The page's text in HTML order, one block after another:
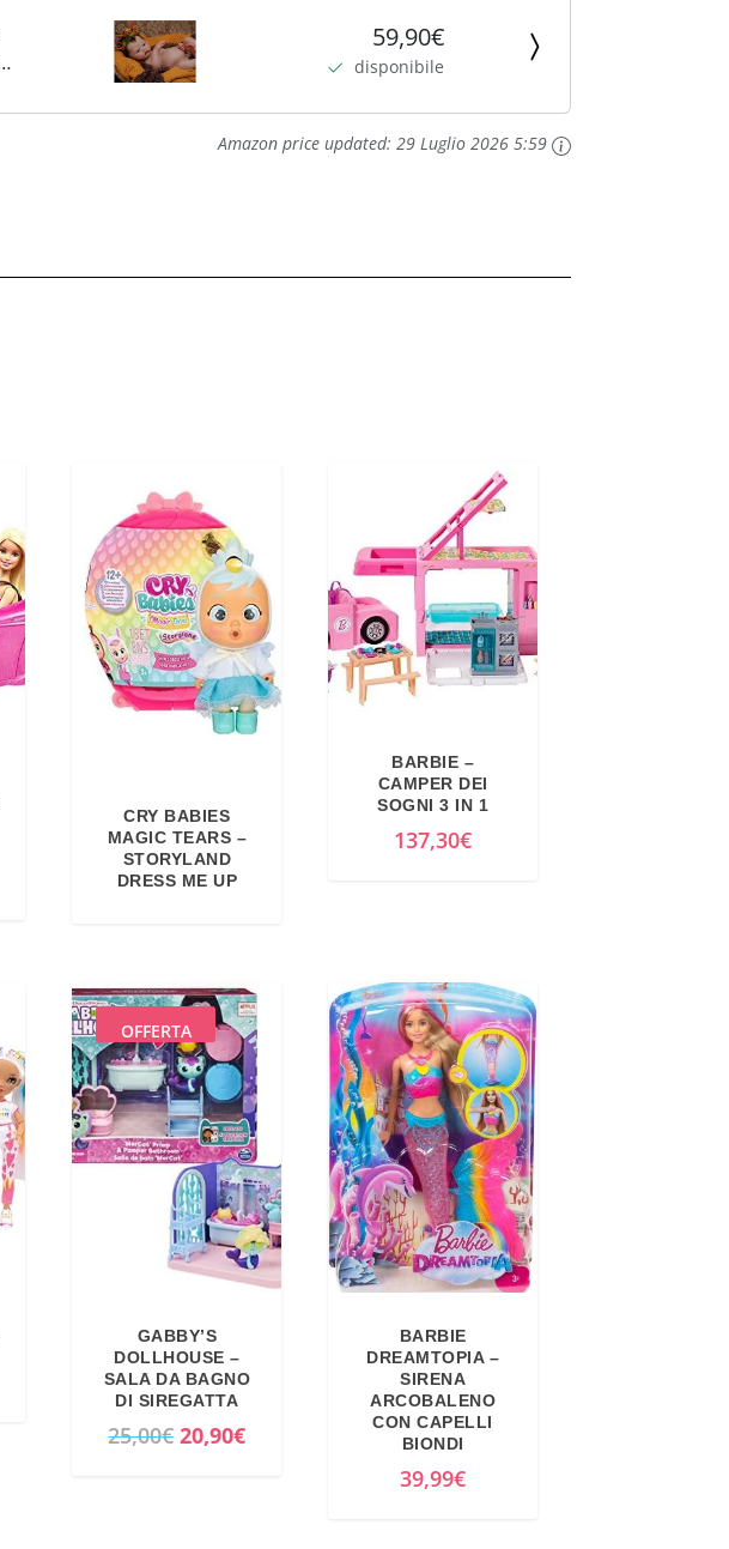
59,90€
disponibile
Amazon price updated: 29 Luglio 2026 5:59
CRY BABIES
MAGIC TEARS –
STORYLAND
DRESS ME UP
BARBIE –
CAMPER DEI
SOGNI 3 IN 1
137,30€
OFFERTA
GABBY’S
DOLLHOUSE –
SALA DA BAGNO
DI SIREGATTA
25,00€I
20,90€I
BARBIE
DREAMTOPIA –
SIRENA
ARCOBALENO
CON CAPELLI
BIONDI
39,99€